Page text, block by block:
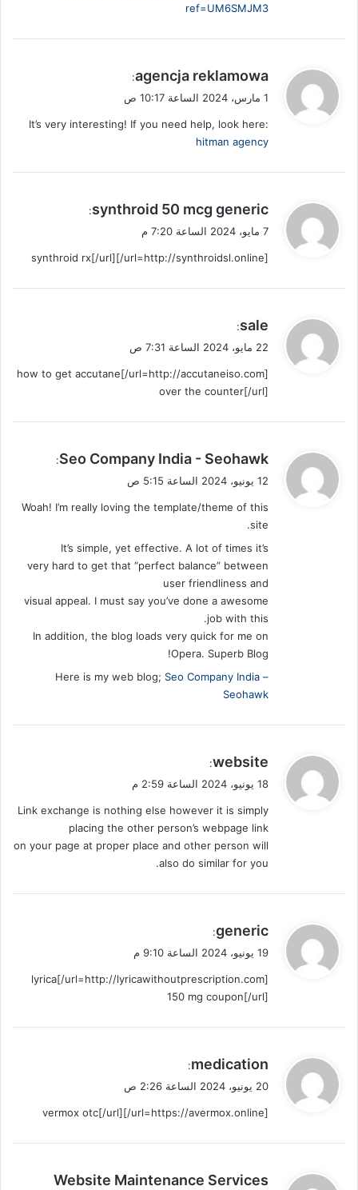
ref=UM6SMJM3
ي
ق
ل
agencja reklamowa
:
1 مارس، 2024 الساعة 10:17 ص
It’s very interesting! If you need help, look here:
hitman agency
ي
ق
ل
synthroid 50 mcg generic
:
7 مايو، 2024 الساعة 7:20 م
[url=http://synthroidsl.online/]synthroid rx[/url]
ي
ق
ل
sale
:
22 مايو، 2024 الساعة 7:31 ص
[url=http://accutaneiso.com/]how to get accutane
over the counter[/url]
ي
ق
ل
Seo Company India - Seohawk
:
12 يونيو، 2024 الساعة 5:15 ص
Woah! I’m really loving the template/theme of this
site.
It’s simple, yet effective. A lot of times it’s
very hard to get that “perfect balance” between
user friendliness and
visual appeal. I must say you’ve done a awesome
job with this.
In addition, the blog loads very quick for me on
Opera. Superb Blog!
Here is my web blog; Seo Company India –
Seohawk
ي
ق
ل
website
:
18 يونيو، 2024 الساعة 2:59 م
Link exchange is nothing else however it is simply
placing the other person’s webpage link
on your page at proper place and other person will
also do similar for you.
ي
ق
ل
generic
:
19 يونيو، 2024 الساعة 9:10 م
[url=http://lyricawithoutprescription.com/]lyrica
150 mg coupon[/url]
ي
ق
ل
medication
:
20 يونيو، 2024 الساعة 2:26 ص
[url=https://avermox.online/]vermox otc[/url]
يWebsite Maintenance Services